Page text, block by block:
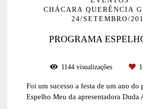
CHÁCARA QUERÊNCIA
24/SETEMBRO/
PROGRAMA
1144 visualizações
Foi um sucesso a festa de um ano do
Espelho Meu da apresentadora Duda